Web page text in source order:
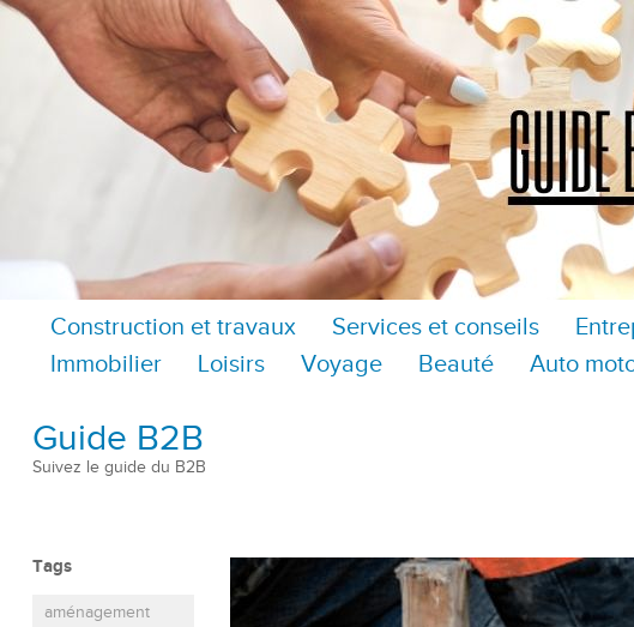
Construction et travaux Services et conseils
Immobilier
Loisirs Voyage Beauté Auto
Guide B2B
Suivez le guide du B2B
Tags
aménagement